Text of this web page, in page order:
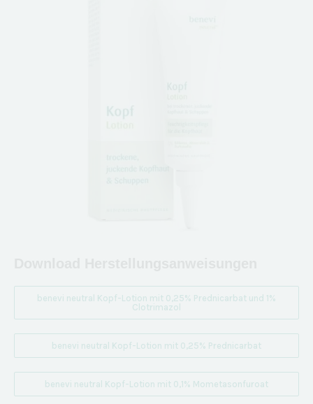
benevi neutral Kopf-Lotion mit 0,25% Prednicarbat und 1%
Clotrimazol
benevi neutral Kopf-Lotion mit 0,25% Prednicarbat
benevi neutral Kopf-Lotion mit 0,1% Mometasonfuroat